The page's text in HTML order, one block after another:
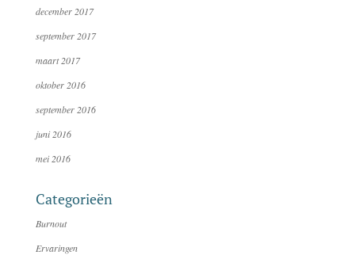
december 2017
september 2017
maart 2017
oktober 2016
september 2016
juni 2016
mei 2016
Categorieën
Burnout
Ervaringen